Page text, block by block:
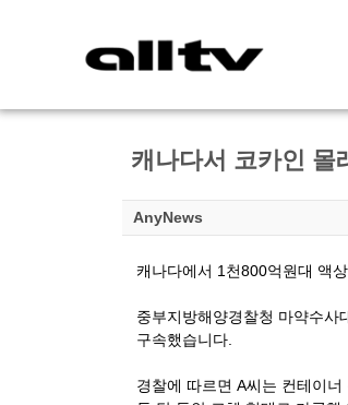
캐나다서 코카인 몰
AnyNews
캐나다에서 1천800억원대 액
중부지방해양경찰청 마약수사
구속했습니다.
경찰에 따르면 A씨는 컨테이